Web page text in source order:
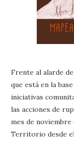
Frente al alarde
que está en la
iniciativas
las acciones de
mes de
Territorio desde